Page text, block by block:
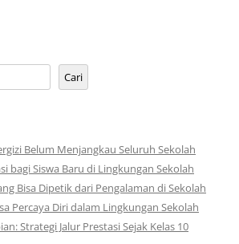
Cari
Belum Menjangkau Seluruh Sekolah
bagi Siswa Baru di Lingkungan Sekolah
Bisa Dipetik dari Pengalaman di Sekolah
Percaya Diri dalam Lingkungan Sekolah
Strategi Jalur Prestasi Sejak Kelas 10